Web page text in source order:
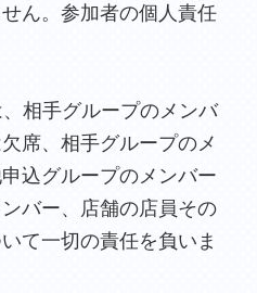
ん。参加者の個人責任
相手グループのメンバ
席、相手グループのメ
込グループのメンバー
バー、店舗の店員その
て一切の責任を負いま